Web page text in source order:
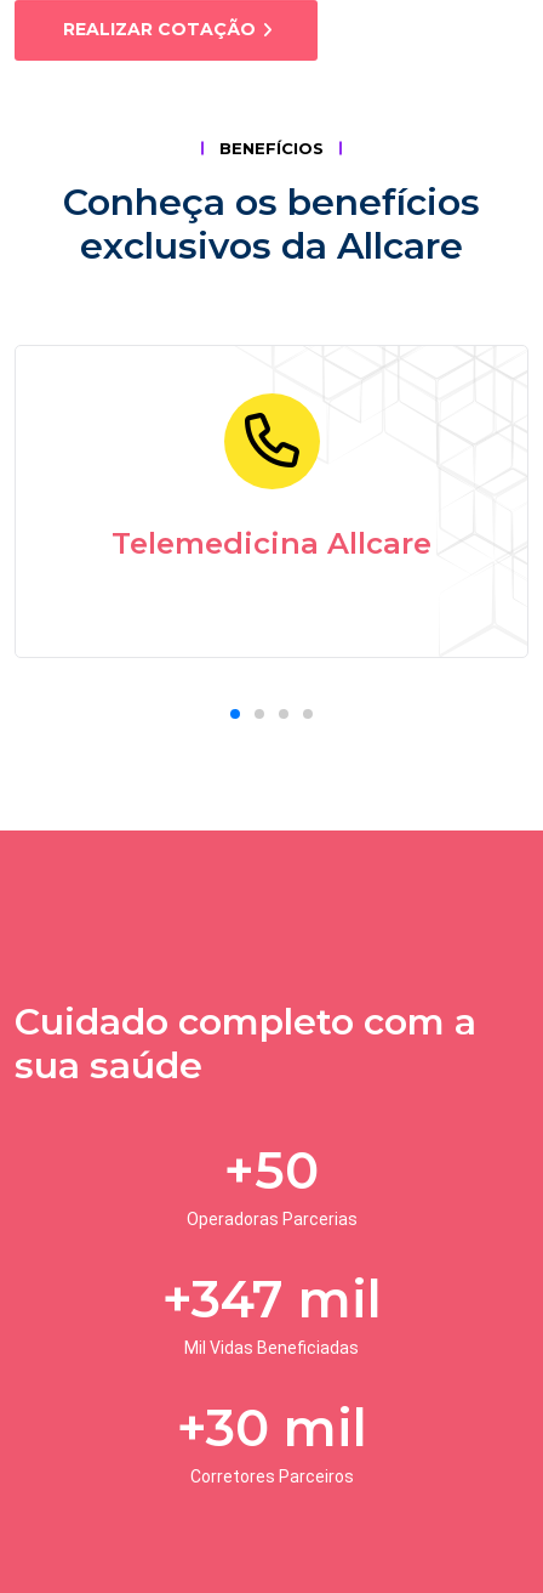
REALIZAR COTAÇÃO
BENEFÍCIOS
Conheça os benefícios
exclusivos da Allcare
Telemedicina Allcare
Cuidado completo com a
sua saúde
+50
Operadoras Parcerias
+347 mil
Mil Vidas Beneficiadas
+30 mil
Corretores Parceiros